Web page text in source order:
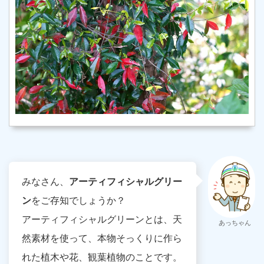
みなさん、 アーティフィシャルグリー
ンをご存知でしょうか？
アーティフィシャルグリーンとは、天
然素材を使って、本物そっくりに作ら
れた植木や花、観葉植物のことです。
あっちゃん